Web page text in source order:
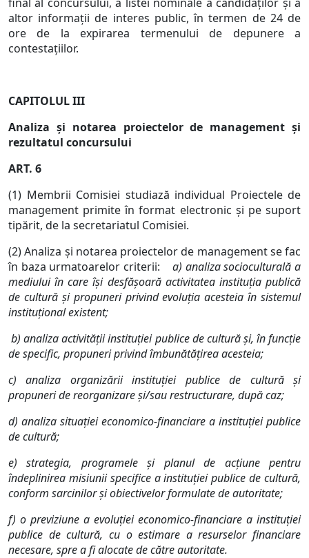
altor informaţii de interes public, în termen de 24 de
ore de la expirarea termenului de depunere a
contestaţiilor.
CAPITOLUL III
Analiza şi notarea proiectelor de management şi
rezultatul concursului
ART. 6
(1) Membrii Comisiei studiază individual Proiectele de
management primite în format electronic şi pe suport
tipărit, de la secretariatul Comisiei.
(2) Analiza şi notarea proiectelor de management se fac
în baza urmatoarelor criterii: a) analiza socioculturală a
mediului în care îşi desfăşoară activitatea instituţia publică
de cultură şi propuneri privind evoluţia acesteia în sistemul
instituţional existent;
b) analiza activităţii instituţiei publice de cultură şi, în funcţie
de specific, propuneri privind îmbunătăţirea acesteia;
c) analiza organizării instituţiei publice de cultură şi
propuneri de reorganizare şi/sau restructurare, după caz;
d) analiza situaţiei economico-financiare a instituţiei publice
de cultură;
e) strategia, programele şi planul de acţiune pentru
îndeplinirea misiunii specifice a instituţiei publice de cultură,
conform sarcinilor şi obiectivelor formulate de autoritate;
f) o previziune a evoluţiei economico-financiare a instituţiei
publice de cultură, cu o estimare a resurselor financiare
necesare, spre a fi alocate de către autoritate.